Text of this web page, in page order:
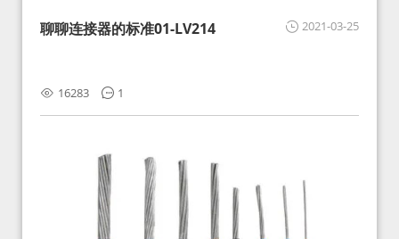
2021-03-25
聊聊连接器的标准01-LV214
16283 1